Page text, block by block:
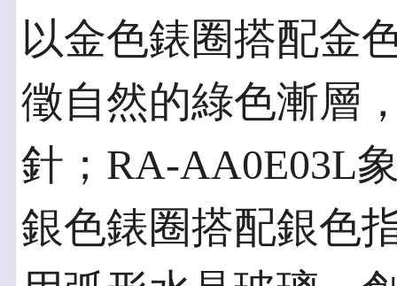
以金色錶圈搭配金
徵自然的綠色漸層
針；RA-AA0E03L
銀色錶圈搭配銀色